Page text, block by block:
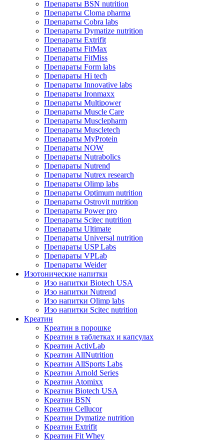
Препараты BSN nutrition
Препараты Cloma pharma
Препараты Cobra labs
Препараты Dymatize nutrition
Препараты Extrifit
Препараты FitMax
Препараты FitMiss
Препараты Form labs
Препараты Hi tech
Препараты Innovative labs
Препараты Ironmaxx
Препараты Multipower
Препараты Muscle Care
Препараты Musclepharm
Препараты Muscletech
Препараты MyProtein
Препараты NOW
Препараты Nutrabolics
Препараты Nutrend
Препараты Nutrex research
Препараты Olimp labs
Препараты Optimum nutrition
Препараты Ostrovit nutrition
Препараты Power pro
Препараты Scitec nutrition
Препараты Ultimate
Препараты Universal nutrition
Препараты USP Labs
Препараты VPLab
Препараты Weider
Изотонические напитки
Изо напитки Biotech USA
Изо напитки Nutrend
Изо напитки Olimp labs
Изо напитки Scitec nutrition
Креатин
Креатин в порошке
Креатин в таблетках и капсулах
Креатин ActivLab
Креатин AllNutrition
Креатин AllSports Labs
Креатин Arnold Series
Креатин Atomixx
Креатин Biotech USA
Креатин BSN
Креатин Cellucor
Креатин Dymatize nutrition
Креатин Extrifit
Креатин Fit Whey